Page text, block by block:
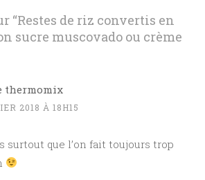
“Restes de riz convertis en
sucre muscovado ou crème
thermomix
2018 À 18H15
surtout que l’on fait toujours trop